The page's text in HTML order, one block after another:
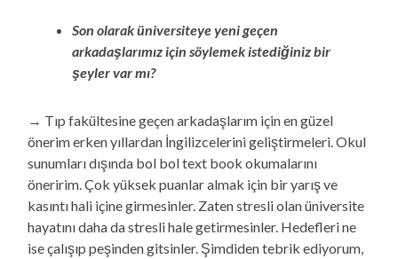
Son olarak üniversiteye yeni geçen
arkadaşlarımız için söylemek istediğiniz bir
şeyler var mı?
→ Tıp fakültesine geçen arkadaşlarım için en güzel
önerim erken yıllardan İngilizcelerini geliştirmeleri. Okul
sunumları dışında bol bol text book okumalarını
öneririm. Çok yüksek puanlar almak için bir yarış ve
kasıntı hali içine girmesinler. Zaten stresli olan üniversite
hayatını daha da stresli hale getirmesinler. Hedefleri ne
ise çalışıp peşinden gitsinler. Şimdiden tebrik ediyorum,